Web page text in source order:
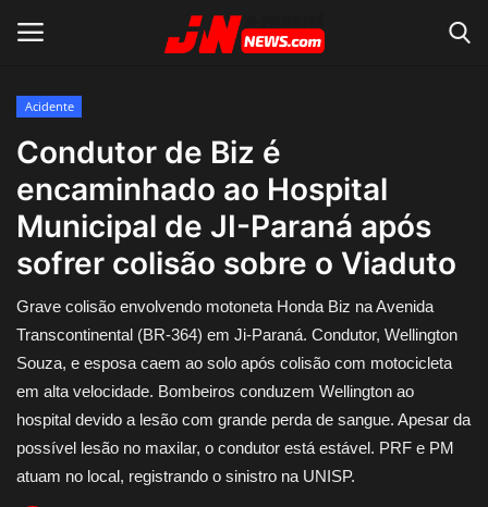
Home
Contato
Acidente
Notícias do Mundo
Polícia
Política
Acidente
Condutor de Biz é
encaminhado ao Hospital
Municipal de JI-Paraná após
sofrer colisão sobre o Viaduto
Grave colisão envolvendo motoneta Honda Biz na Avenida
Transcontinental (BR-364) em Ji-Paraná. Condutor, Wellington
Souza, e esposa caem ao solo após colisão com motocicleta
em alta velocidade. Bombeiros conduzem Wellington ao
hospital devido a lesão com grande perda de sangue. Apesar da
possível lesão no maxilar, o condutor está estável. PRF e PM
atuam no local, registrando o sinistro na UNISP.